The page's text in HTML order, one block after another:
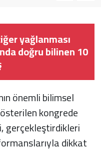
yağlanması
doğru bilinen 10
önemli bilimsel
kongrede
gerçekleştirdikleri
dikkat